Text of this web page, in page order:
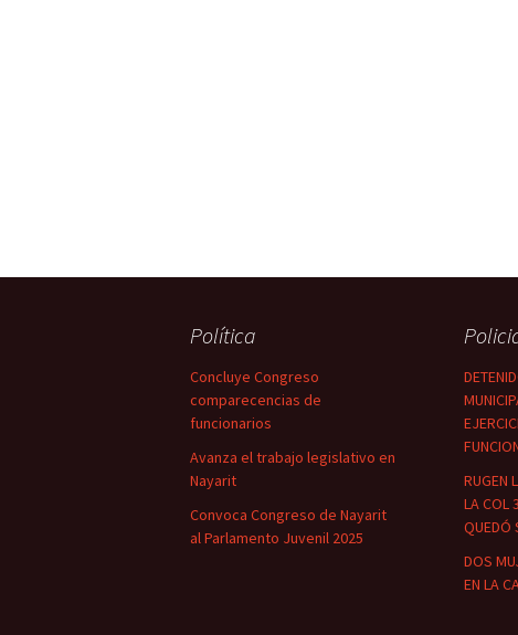
Política
Concluye Congreso
comparecencias de
funcionarios
Avanza el trabajo legislativo en
Nayarit
Convoca Congreso de Nayarit
al Parlamento Juvenil 2025
RUGEN
LA COL
QUEDÓ
DOS
EN LA